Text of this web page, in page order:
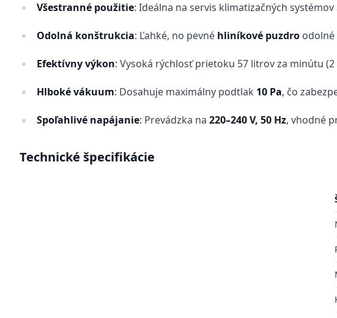
Všestranné použitie: Ideálna na servis klimatizačných
Odolná konštrukcia: Ľahké, no pevné hliníkové puzdro
Efektívny výkon: Vysoká rýchlosť prietoku 57 litrov za minútu
Hlboké vákuum: Dosahuje maximálny podtlak 10 Pa, čo
Spoľahlivé napájanie: Prevádzka na 220–240 V, 50 Hz, vhodné
Technické špecifikácie